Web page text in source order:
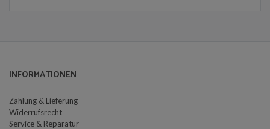
INFORMATIONEN
Zahlung & Lieferung
Widerrufsrecht
Service & Reparatur